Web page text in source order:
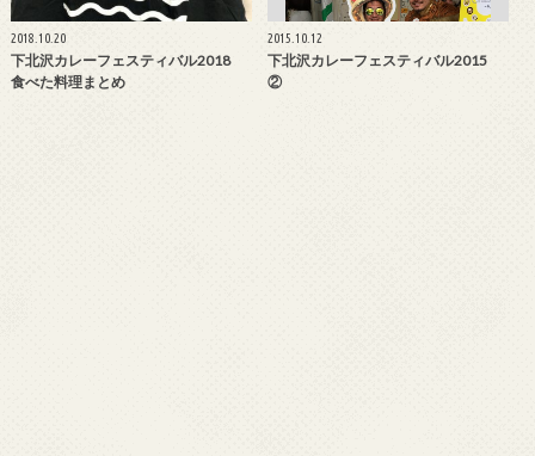
2018.10.20
下北沢カレーフェスティバル2018
食べた料理まとめ
2015.10.12
下北沢カレーフェスティバル2015
②